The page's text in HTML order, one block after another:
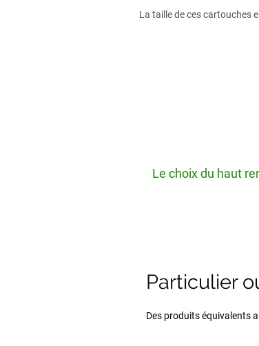
La taille de ces cartouches
Le choix du haut
Particulier
Des produits équivalents